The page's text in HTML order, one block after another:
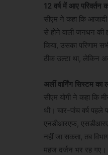
12 वर्ष में आए परिवर्तन
सीएम ने कहा कि आजादी
से होने वाली जनधन की
किया, उसका परिणाम
ठीक उल्टा था, लेकिन अब
अर्ली वार्निंग सिस्टम का
सीएम योगी ने कहा कि
थी। चार-पांच वर्ष
एनडीआरएफ,
नहीं जा सकता, तब
महज दर्जन भर रह गए।